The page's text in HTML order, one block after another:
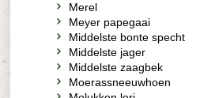
Merel
Meyer papegaai
Middelste bonte specht
Middelste jager
Middelste zaagbek
Moerassneeuwhoen